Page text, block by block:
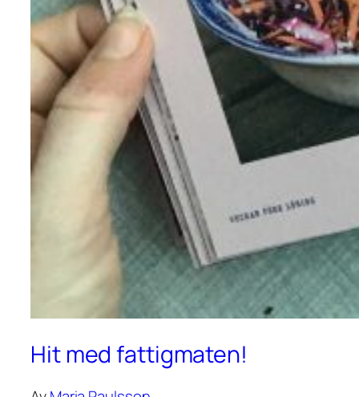
Hit med fattigmaten!